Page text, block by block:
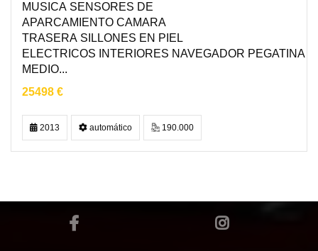
MUSICA SENSORES DE
APARCAMIENTO CAMARA
TRASERA SILLONES EN PIEL
ELECTRICOS INTERIORES NAVEGADOR PEGATINA
MEDIO...
25498 €
2013 automático 190.000